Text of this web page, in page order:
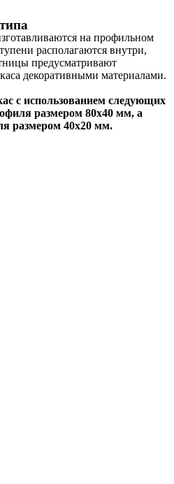
на профильном
располагаются внутри,
предусматривают
декоративными материалами.
с использованием следующих
размером 80х40 мм, а
размером 40х20 мм.